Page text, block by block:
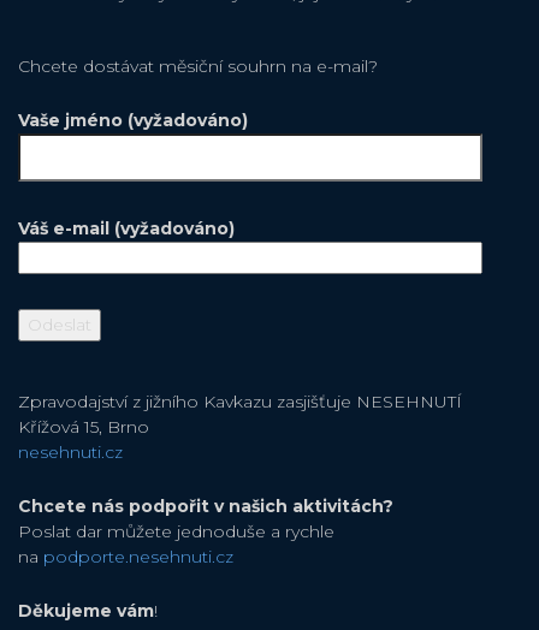
Chcete dostávat měsiční souhrn na e-mail?
Vaše jméno (vyžadováno)
Váš e-mail (vyžadováno)
Zpravodajství z jižního Kavkazu zasjišťuje NESEHNUTÍ
Křížová 15, Brno
nesehnuti.cz
Chcete nás podpořit v našich aktivitách?
Poslat dar můžete jednoduše a rychle
na podporte.nesehnuti.cz
Děkujeme vám!